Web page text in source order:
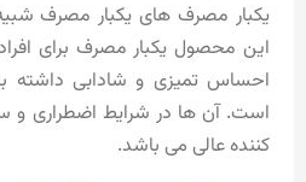
یکبار مصرف های یکبار مصرف
این محصول یکبار مصرف برای
احساس تمیزی و شادابی داشته
است. آن ها در شرایط
کننده عالی می باشد.